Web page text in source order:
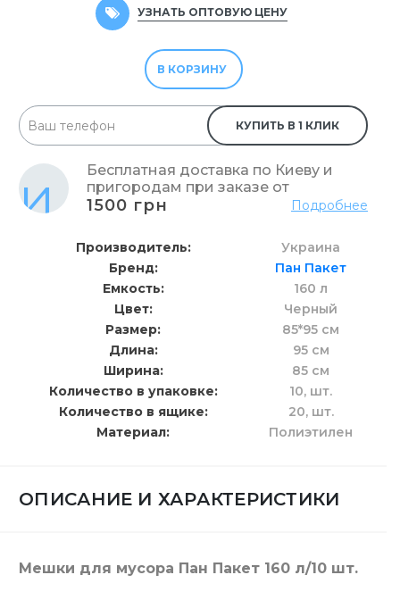
УЗНАТЬ ОПТОВУЮ ЦЕНУ
В КОРЗИНУ
КУПИТЬ В 1 КЛИК
Бесплатная доставка по Киеву и
пригородам при заказе от
1500 грн Подробнее
Производитель
Украина
Бренд
Пан Пакет
Емкость
160 л
Цвет
Черный
Размер
85*95 см
Длина
95 см
Ширина
85 см
Количество в упаковке
10, шт.
Количество в ящике
20, шт.
Материал
Полиэтилен
ОПИСАНИЕ И ХАРАКТЕРИСТИКИ
Мешки для мусора Пан Пакет 160 л/10 шт.